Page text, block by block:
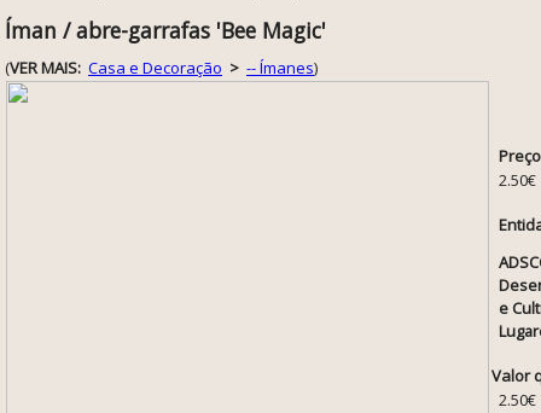
Íman / abre-garrafas 'Bee Magic'
(VER MAIS: Casa e Decoração > -- Ímanes)
2.50€
e
Valor
2.50€